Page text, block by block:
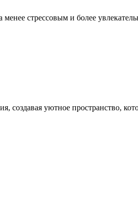
стрессовым и более
создавая уютное пространство,